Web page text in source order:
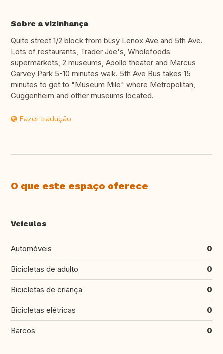
Sobre a vizinhança
Quite street 1/2 block from busy Lenox Ave and 5th Ave.
Lots of restaurants, Trader Joe's, Wholefoods
supermarkets, 2 museums, Apollo theater and Marcus
Garvey Park 5-10 minutes walk. 5th Ave Bus takes 15
minutes to get to "Museum Mile" where Metropolitan,
Guggenheim and other museums located.
Fazer tradução
O que este espaço oferece
Veículos
Automóveis 0
Bicicletas de adulto 0
Bicicletas de criança 0
Bicicletas elétricas 0
Barcos 0